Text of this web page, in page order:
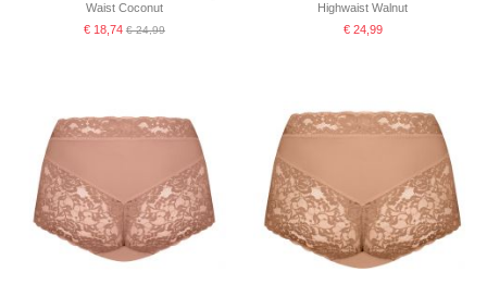
Waist Coconut
€ 18,74 € 24,99
Highwaist Walnut
€ 24,99